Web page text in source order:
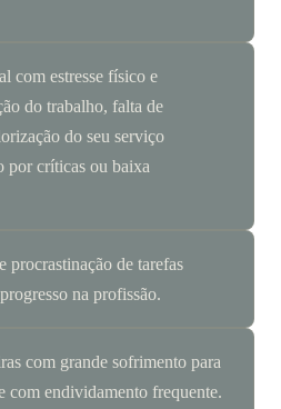
com estresse físico e
do trabalho, falta de
do seu serviço
por críticas ou baixa
de tarefas
na profissão.
com grande sofrimento para
com endividamento frequente.